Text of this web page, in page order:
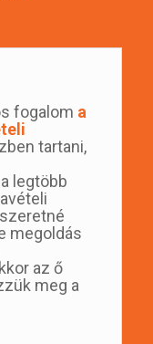
fogalom a
tartani,
legtöbb
megoldás
az ő
meg a